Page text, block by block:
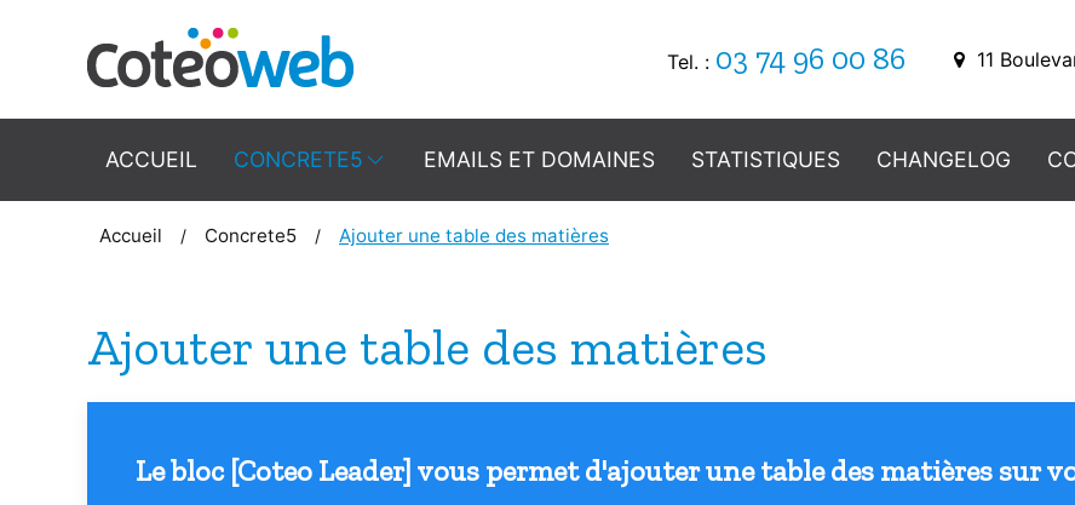
Tel. : 03 74 96 00 86 11
ACCUEIL CONCRETE5 EMAILS ET DOMAINES STATISTIQUES CHANGELOG
Accueil Concrete5 Ajouter une table des matières
Ajouter une table des matières
Le bloc [Coteo Leader] vous permet d'ajouter une table des matières sur